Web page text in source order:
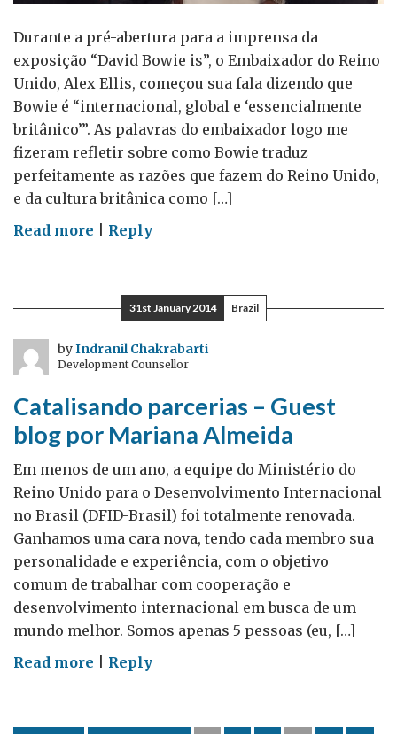
Durante a pré-abertura para a imprensa da
exposição “David Bowie is”, o Embaixador do Reino
Unido, Alex Ellis, começou sua fala dizendo que
Bowie é “internacional, global e ‘essencialmente
britânico’”. As palavras do embaixador logo me
fizeram refletir sobre como Bowie traduz
perfeitamente as razões que fazem do Reino Unido,
e da cultura britânica como […]
Read more on
típico
britânico
guest
blog
por
Correa
Reply
31st January 2014 Brazil
byIndranil Chakrabarti
Development Counsellor
Catalisando parcerias – Guest
blog por Mariana Almeida
Em menos de um ano, a equipe do Ministério do
Reino Unido para o Desenvolvimento Internacional
no Brasil (DFID-Brasil) foi totalmente renovada.
Ganhamos uma cara nova, tendo cada membro sua
personalidade e experiência, com o objetivo
comum de trabalhar com cooperação e
desenvolvimento internacional em busca de um
mundo melhor. Somos apenas 5 pessoas (eu, […]
Read more on
–
Reply